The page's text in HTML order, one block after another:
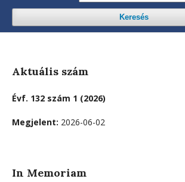
Keresés
Aktuális szám
Évf. 132 szám 1 (2026)
Megjelent: 2026-06-02
In Memoriam